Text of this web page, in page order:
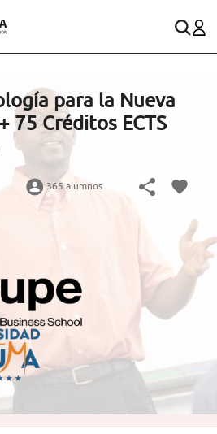
en España)
para la Nueva
75 Créditos ECTS
365 alumnos